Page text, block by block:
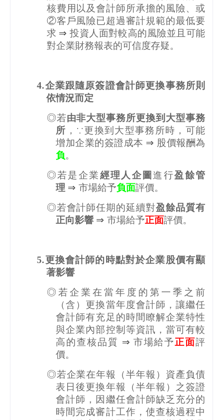
核費用以及會計師所承擔的風險、或
②客戶風險已超過審計規範的最低要
求 ⇒ 投資人面對較高的風險並且可能
對企業財務報表的可信度存疑。
4.企業跟隨原簽證會計師更換事務所則
依情況而定
◎若由非大型事務所更換到大型事務
所 ，∵更換到大型事務所時，可能
增加企業的簽證成本 ⇒ 股價報酬為
負。
◎若是企業經理人企圖進行盈餘管
理 ⇒ 市場給予負面評價。
◎若會計師任期的延續對盈餘品質有
正向影響 ⇒ 市場給予正面評價。
5.更換會計師的時點對於企業股價有顯
著影響
◎若企業在當年度的第一季之前
（含）更換當年度會計師，讓繼任
會計師有充足的時間瞭解企業特性
與企業內部控制等資訊，當可有較
高的查核品質 ⇒ 市場給予正面評
價。
◎若企業在年報（半年報）資產負債
表日後更換年報（半年報）之簽證
會計師，因繼任會計師缺乏充分的
時間完成審計工作，使查核過程中